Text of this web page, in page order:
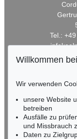
Tel.:
Tel.: +49
Fax:
Willkommen
Wir verwenden
unsere Website
betreiben
Ausfälle zu
und Missbrauch
Daten zu